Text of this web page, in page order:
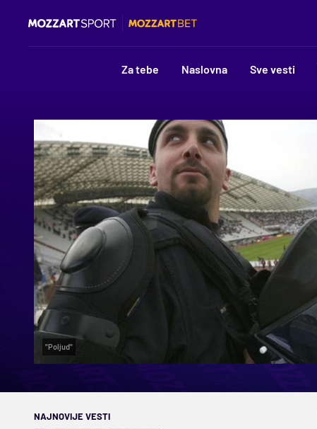
Za tebe Naslovna Sve vesti
"Poljud"
NAJNOVIJE VESTI